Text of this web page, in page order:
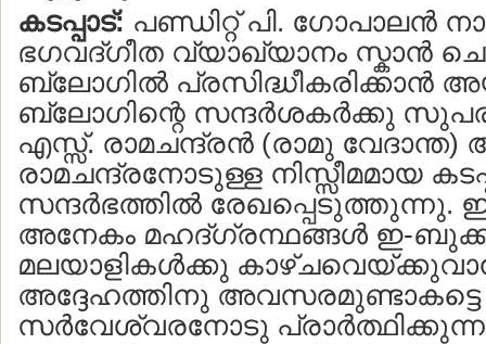
കടപ്പാട്: പണ്ഡിറ്റ് പി. ഗോപാലന്‍
ഭഗവദ്ഗീത വ്യാഖ്യാനം സ്കാന്‍
ബ്ലോഗില്‍ പ്രസിദ്ധീകരിക്കാന്‍
ബ്ലോഗിന്റെ സന്ദര്‍ശകര്‍ക്കു
എസ്സ്. രാമചന്ദ്രന്‍ (രാമു
രാമചന്ദ്രനോടുള്ള നിസ്സീമമായ
സന്ദര്‍ഭത്തില്‍ രേഖപ്പെടുത്തുന്നു.
അനേകം മഹദ്ഗ്രന്ഥങ്ങള്‍ ഇ-
മലയാളികള്‍ക്കു
അദ്ദേഹത്തിനു
സര്‍വേശ്വരനോടു